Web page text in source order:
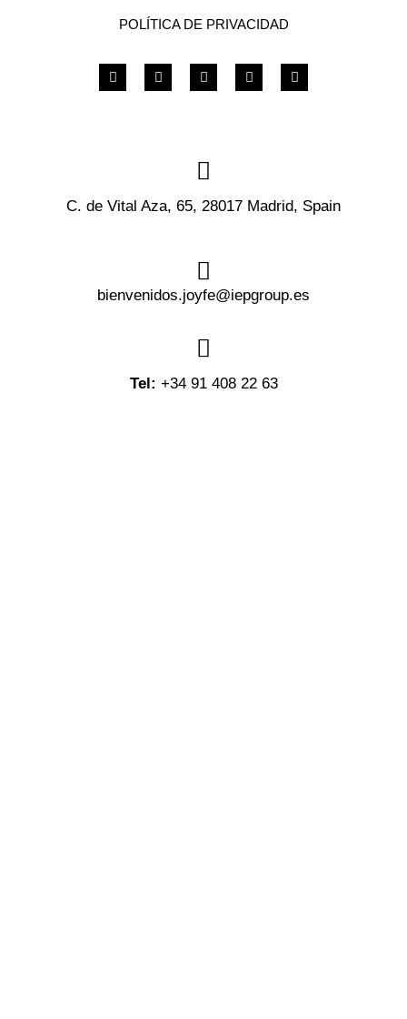
POLÍTICA DE PRIVACIDAD
C. de Vital Aza, 65, 28017 Madrid, Spain
bienvenidos.joyfe@iepgroup.es
Tel: +34 91 408 22 63